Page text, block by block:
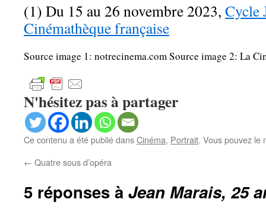
(1) Du 15 au 26 novembre 2023, Cycle
Cinémathèque française
Source image 1: notrecinema.com Source image 2: La
N'hésitez pas à partager
Ce contenu a été publié dansCinéma, Portrait. Vous pouvez le
← Quatre sous d’opéra
5 réponses à Jean Marais, 25